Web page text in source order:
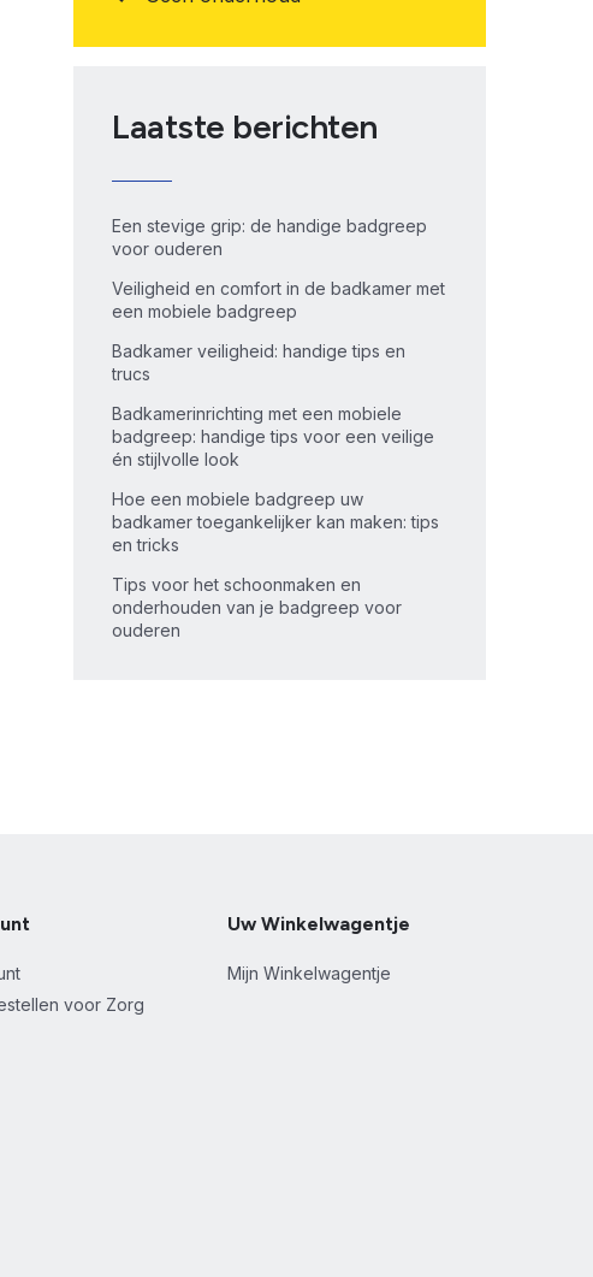
Laatste berichten
Een stevige grip: de handige badgreep
voor ouderen
Veiligheid en comfort in de badkamer met
een mobiele badgreep
Badkamer veiligheid: handige tips en
trucs
Badkamerinrichting met een mobiele
badgreep: handige tips voor een veilige
én stijlvolle look
Hoe een mobiele badgreep uw
badkamer toegankelijker kan maken: tips
en tricks
Tips voor het schoonmaken en
onderhouden van je badgreep voor
ouderen
voor Zorg
Uw Winkelwagentje
Mijn Winkelwagentje